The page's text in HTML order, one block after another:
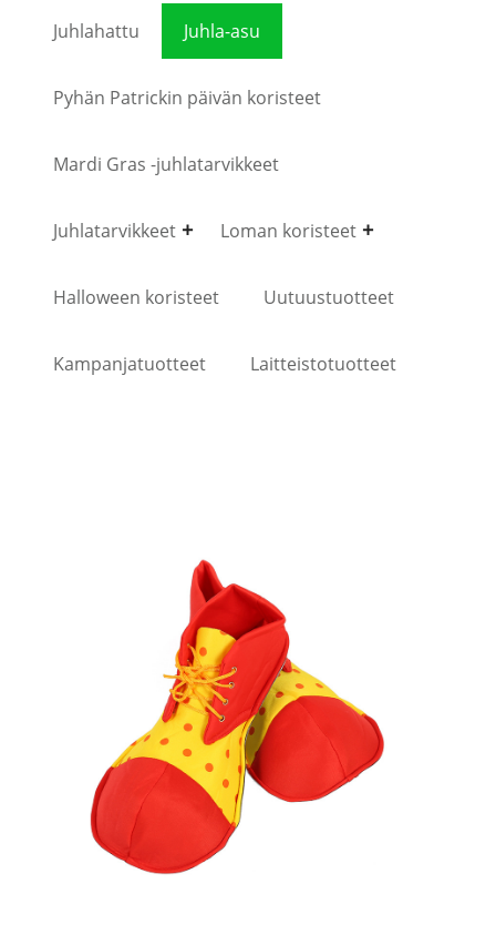
Juhlahattu Juhla-asu
Pyhän Patrickin päivän koristeet
Mardi Gras -juhlatarvikkeet
Juhlatarvikkeet Loman koristeet
Halloween koristeet Uutuustuotteet
Kampanjatuotteet Laitteistotuotteet